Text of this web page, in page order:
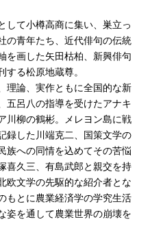
して小樽高商に集い、巣立っ
の青年たち、近代俳句の伝統
を画した矢田枯柏、新興俳句
る松原地蔵尊。
理論、実作ともに全国的な新
五呂八の指導を受けたアナキ
川柳の鶴彬。メレヨン島に戦
録した川端克二、国策文学の
族への同情を込めてその苦悩
喜久三、有島武郎と親交を持
欧文学の先駆的な紹介者とな
もとに農業経済学の学究生活
姿を通して農業世界の崩壊を